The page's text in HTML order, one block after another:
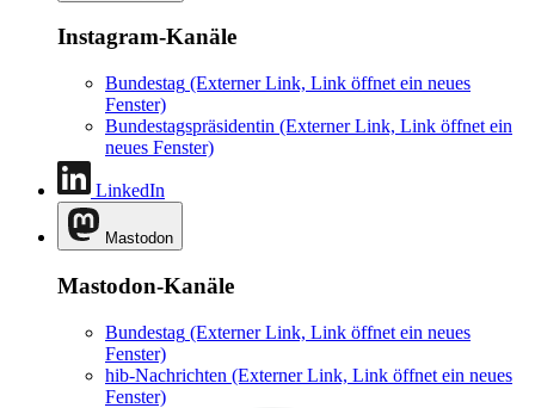
Instagram-Kanäle
Bundestag (Externer Link, Link öffnet ein neues
Fenster)
Bundestagspräsidentin (Externer Link, Link öffnet ein
neues Fenster)
LinkedIn
Mastodon
Mastodon-Kanäle
Bundestag (Externer Link, Link öffnet ein neues
Fenster)
hib-Nachrichten (Externer Link, Link öffnet ein neues
Fenster)